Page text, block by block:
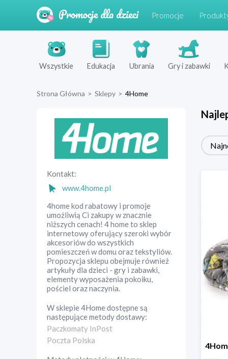
Promocje
Wszystkie Edukacja Ubrania Gry i zabawki
Strona Główna > Sklepy > 4Home
Kontakt:
www.4home.pl
4home kod rabatowy i promoje
umożliwią Ci zakupy w znacznie
niższych cenach! 4 home to sklep
internetowy oferujący szeroki wybór
akcesoriów do wszystkich
pomieszczeń w domu oraz tekstyliów.
Propozycja sklepu obejmuje również
artykuły dla dzieci - gry i zabawki,
elementy wyposażenia pokoiku,
pościel oraz naczynia.
W sklepie4Homedostępne są
następujące metody dostawy:
Paczkomaty InPost
Poczta Polska